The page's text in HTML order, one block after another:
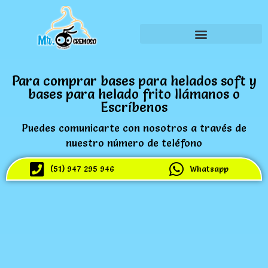
Para comprar bases para helados soft y
bases para helado frito llámanos o
Escríbenos
Puedes comunicarte con nosotros a través de
nuestro número de teléfono
(51) 947 295 946 Whatsapp